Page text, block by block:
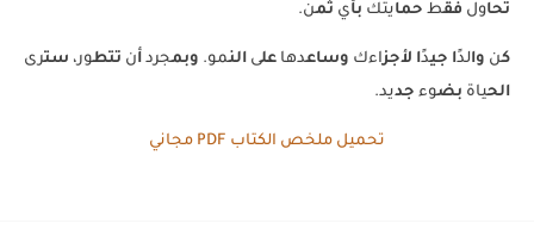
تحاول فقط حمايتك بأي ثمن.
كن والدًا جيدًا لأجزاءك وساعدها على النمو. وبمجرد أن تتطور، سترى
الحياة بضوء جديد.
تحميل ملخص الكتاب PDF مجاني